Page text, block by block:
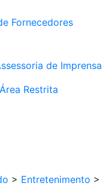
Fornecedores
de Imprensa
Área Restrita
> Entretenimento >